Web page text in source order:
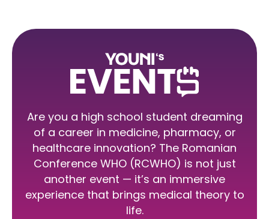
Are you a high school student dreaming
of a career in medicine, pharmacy, or
healthcare innovation? The Romanian
Conference WHO (RCWHO) is not just
another event — it’s an immersive
experience that brings medical theory to
life.